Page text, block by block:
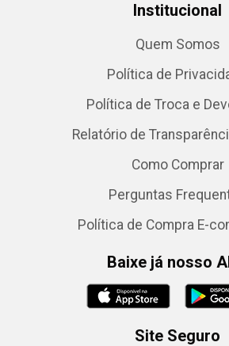
Institucional
Quem Somos
Política de
Política de Troca e
Relatório de
Como Comprar
Perguntas
Política de Compra E-
Baixe já nosso
Site Seguro